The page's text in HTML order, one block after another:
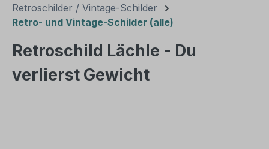
Retroschilder / Vintage-Schilder
Retro- und Vintage-Schilder (alle)
Retroschild Lächle - Du
verlierst Gewicht